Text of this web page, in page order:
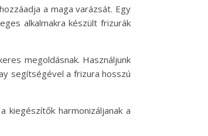
a maga varázsát. Egy
alkalmakra készült frizurák
megoldásnak. Használjunk
segítségével a frizura hosszú
harmonizáljanak a